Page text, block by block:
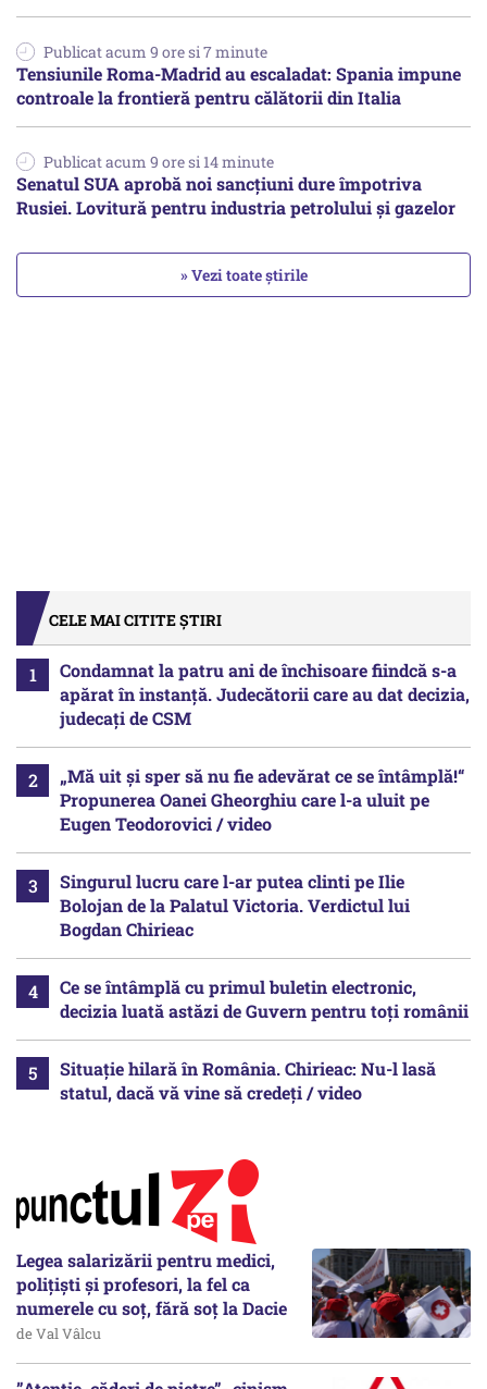
Publicat acum 9 ore si 7 minute
Tensiunile Roma-Madrid au escaladat: Spania impune
controale la frontieră pentru călătorii din Italia
Publicat acum 9 ore si 14 minute
Senatul SUA aprobă noi sancțiuni dure împotriva
Rusiei. Lovitură pentru industria petrolului și gazelor
» Vezi toate știrile
CELE MAI CITITE ȘTIRI
Condamnat la patru ani de închisoare fiindcă s-a
apărat în instanță. Judecătorii care au dat decizia,
judecați de CSM
„Mă uit și sper să nu fie adevărat ce se întâmplă!“
Propunerea Oanei Gheorghiu care l-a uluit pe
Eugen Teodorovici / video
Singurul lucru care l-ar putea clinti pe Ilie
Bolojan de la Palatul Victoria. Verdictul lui
Bogdan Chirieac
Ce se întâmplă cu primul buletin electronic,
decizia luată astăzi de Guvern pentru toți românii
Situație hilară în România. Chirieac: Nu-l lasă
statul, dacă vă vine să credeți / video
Legea salarizării pentru medici,
polițiști și profesori, la fel ca
numerele cu soț, fără soț la Dacie
de Val Vâlcu